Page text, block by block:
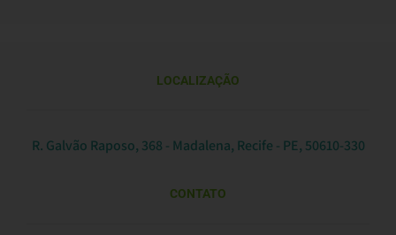
LOCALIZAÇÃO
R. Galvão Raposo, 368 - Madalena, Recife - PE, 50610-330
CONTATO